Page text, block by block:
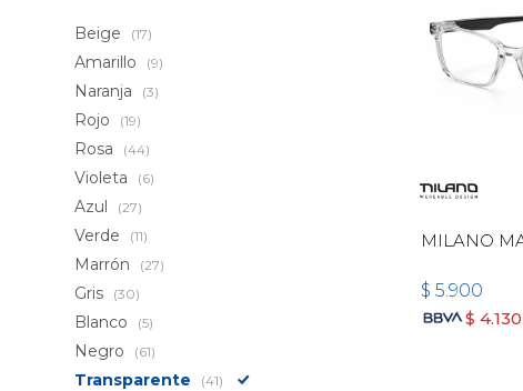
MILANO
$ 5.900
$ 4.130
Beige (17)
Amarillo (9)
Naranja (3)
Rojo (19)
Rosa (44)
Violeta (6)
Azul (27)
Verde (11)
Marrón (27)
Gris (30)
Blanco (5)
Negro (61)
Transparente (41)